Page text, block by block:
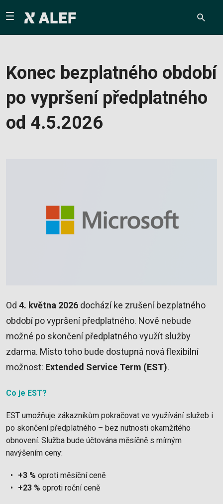
Konec bezplatného období
po vypršení předplatného
od 4.5.2026
Od 4. května 2026 dochází ke zrušení bezplatného
období po vypršení předplatného. Nově nebude
možné po skončení předplatného využít služby
zdarma. Místo toho bude dostupná nová flexibilní
možnost: Extended Service Term (EST).
Co je EST?
EST umožňuje zákazníkům pokračovat ve využívání služeb i
po skončení předplatného – bez nutnosti okamžitého
obnovení. Služba bude účtována měsíčně s mírným
navýšením ceny:
+3 % oproti měsíční ceně
+23 % oproti roční ceně